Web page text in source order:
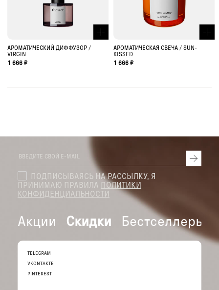
АРОМАТИЧЕСКИЙ ДИФФУЗОР /
VIRGIN
1 666 ₽
АРОМАТИЧЕСКАЯ СВЕЧА / SUN-
KISSED
1 666 ₽
ПОДПИСЫВАЯСЬ НА РАССЫЛКУ, Я
ПРИНИМАЮ ПРАВИЛА ПОЛИТИКИ
КОНФИДЕНЦИАЛЬНОСТИ
Акции Скидки Бестселлеры
TELEGRAM
VKONTAKTE
PINTEREST